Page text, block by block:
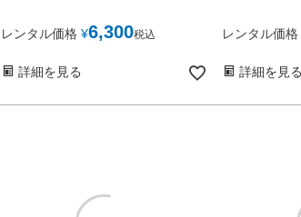
レンタル価格 ¥6,300税込
詳細を見る
レンタル価格
詳細を見る